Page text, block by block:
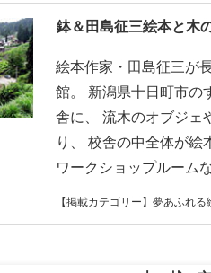
鉢＆田島征三絵本と木
絵本作家・田島征三が
館。 新潟県十日町市の
舎に、 流木のオブジェ
り、 校舎の中全体が絵
ワークショップルーム
【掲載カテゴリー】 夢あふれる